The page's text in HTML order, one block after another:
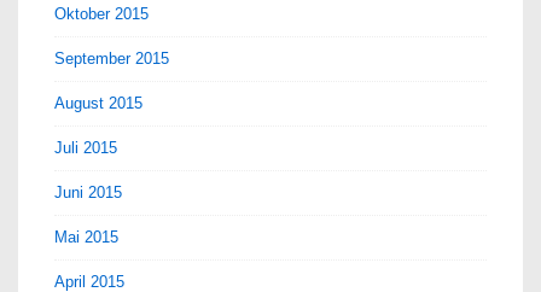
Oktober 2015
September 2015
August 2015
Juli 2015
Juni 2015
Mai 2015
April 2015